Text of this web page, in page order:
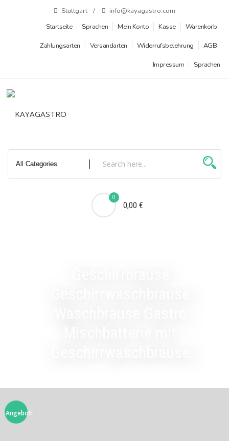
Stuttgart
info@kayagastro.com
Startseite
Sprachen Mein Konto Kasse Warenkorb
Zahlungsarten Versandarten Widerrufsbelehrung AGB
Impressum Sprachen
0
0,00 €
Angebot!